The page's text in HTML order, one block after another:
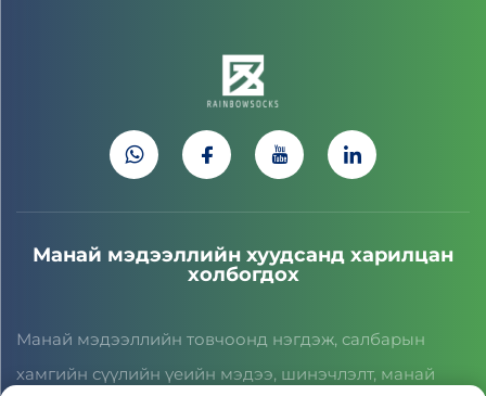
Манай мэдээллийн хуудсанд харилцан
холбогдох
Манай мэдээллийн товчоонд нэгдэж, салбарын
хамгийн сүүлийн үеийн мэдээ, шинэчлэлт, манай